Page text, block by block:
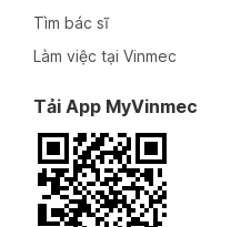
Tìm bác sĩ
Làm việc tại Vinmec
Tải App MyVinmec